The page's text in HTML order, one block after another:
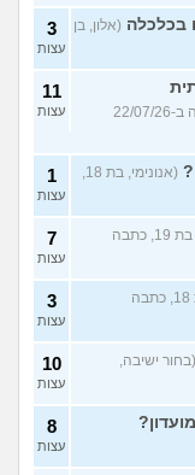
בכלכלה (אלון, בן
3
עצות
(אחת, בת 34, כתבה ב-22/07/26
11
עצות
(אנונימי, בת 18,
1
עצות
(אנונימי, בת 19, כתבה
7
עצות
(אנונימית, בת 18, כתבה
3
עצות
(בחור ישיבה,
10
עצות
8
עצות